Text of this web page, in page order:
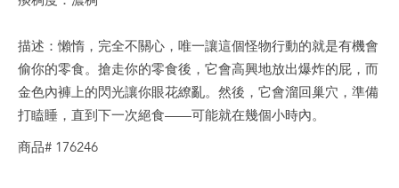
描述：懶惰，完全不關心，唯一讓這個怪物行動的就是有機會
偷你的零食。搶走你的零食後，它會高興地放出爆炸的屁，而
金色內褲上的閃光讓你眼花繚亂。然後，它會溜回巢穴，準備
打瞌睡，直到下一次絕食——可能就在幾個小時內。
商品# 176246